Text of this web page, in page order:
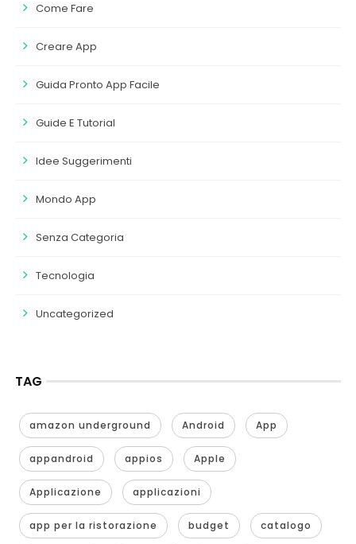
Come Fare
Creare App
Guida Pronto App Facile
Guide E Tutorial
Idee Suggerimenti
Mondo App
Senza Categoria
Tecnologia
Uncategorized
TAG
amazon underground Android App
appandroid appios Apple
Applicazione applicazioni
app per la ristorazione budget catalogo